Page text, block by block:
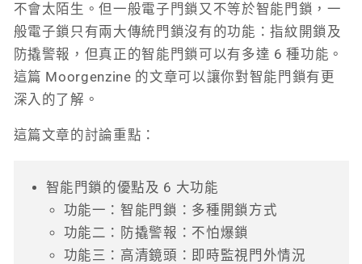
不會太陌生。但一般電子門鎖又不等於智能門鎖，一
般電子鎖只有兩大傳統門鎖沒有的功能：指紋開鎖及
防撬警報，但真正的智能門鎖可以有多達 6 種功能。
這篇 Moorgenzine 的文章可以讓你對智能門鎖有更
深入的了解。
這篇文章的討論重點：
智能門鎖的優點及 6 大功能
功能一：智能門鎖：多種開鎖方式
功能二：防撬警報：不怕爆鎖
功能三：高清鏡頭：即時監視門外情況